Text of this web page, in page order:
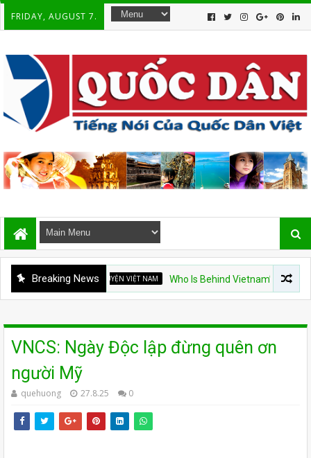
FRIDAY, AUGUST 7.
Breaking News
CHUYỆN VIỆT NAM Who Is Behind Vietnam’s “Red Guards”
VNCS: Ngày Độc lập đừng quên ơn
người Mỹ
quehuong 27.8.25 0